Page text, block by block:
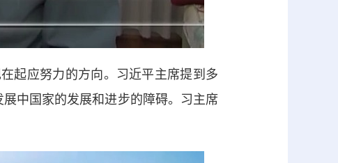
起应努力的方向。习近平主席提到多
展中国家的发展和进步的障碍。习主席